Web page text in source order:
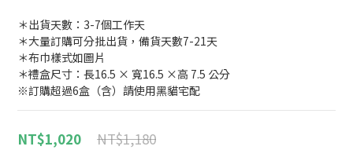
＊出貨天數：3-7個工作天
＊大量訂購可分批出貨，備貨天數7-21天
＊布巾樣式如圖片
＊禮盒尺寸：長16.5 × 寬16.5 ×高 7.5 公分
※訂購超過6盒（含）請使用黑貓宅配
NT$1,180
NT$1,020